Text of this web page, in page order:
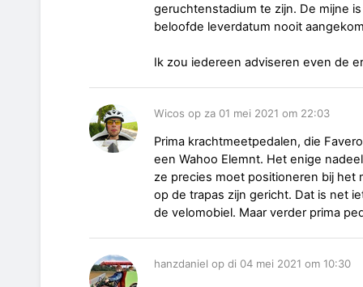
geruchtenstadium te zijn. De mijne
beloofde leverdatum nooit
Ik zou iedereen adviseren even de
Wicos op za 01 mei 2021 om 22:03
Prima krachtmeetpedalen, die
een Wahoo Elemnt. Het enige
ze precies moet positioneren bij het
op de trapas zijn gericht. Dat is net
de velomobiel. Maar verder prima
hanzdaniel op di 04 mei 2021 om 10:30